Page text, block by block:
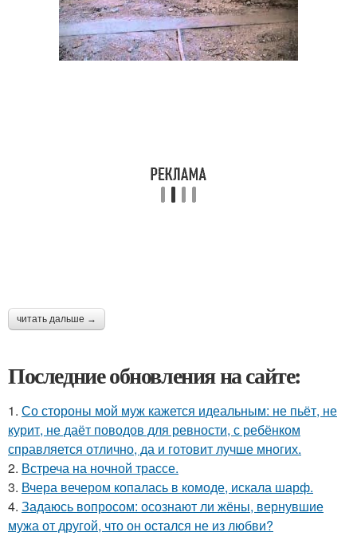
читать дальше →
Последние обновления на сайте:
1. Со стороны мой муж кажется идеальным: не пьёт, не
курит, не даёт поводов для ревности, с ребёнком
справляется отлично, да и готовит лучше многих.
2. Встреча на ночной трассе.
3. Вчера вечером копалась в комоде, искала шарф.
4. Задаюсь вопросом: осознают ли жёны, вернувшие
мужа от другой, что он остался не из любви?